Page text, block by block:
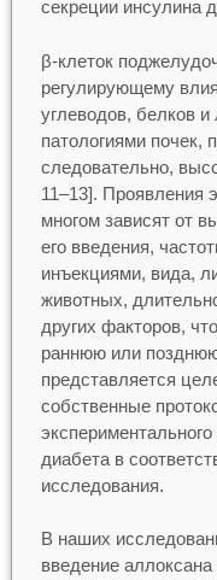
секреции инсулина
β-клеток
регулирующему
углеводов, белков
патологиями почек,
следовательно,
11–13]. Проявления
многом зависят от
его введения,
инъекциями, вида,
животных,
других факторов,
раннюю или
представляется
собственные
диабета в
исследования.
В наших
введение